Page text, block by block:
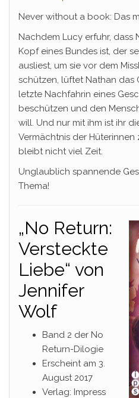
Never without a book: Das
Nachdem Lucy erfuhr, dass
Kopf eines Bundes ist, der
ausliest, um sie vor dem
schützen, lüftet Nathan das
letzte Nachfahrin eines
beschützen und den
will. Und nur mit ihm ist ihr
Vermächtnis der
bleibt nicht viel Zeit.
Unglaublich spannende
Thema!
„No Return:
Versteckte
Liebe“ von
Jennifer
Wolf
Band 2 der No
Return-Dilogie
Erscheint am 3.
August 2017
Verlag: Impress